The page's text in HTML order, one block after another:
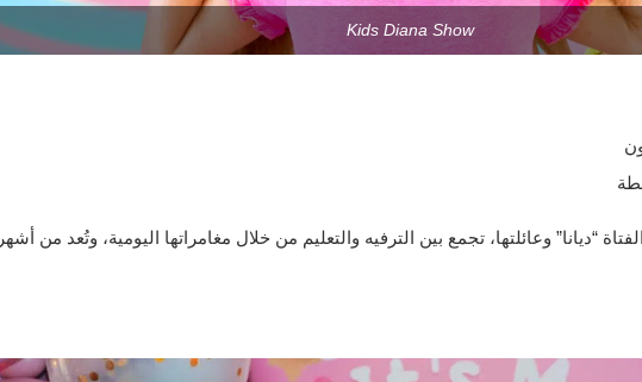
Kids Diana Show
“ديانا” وعائلتها، تجمع بين الترفيه والتعليم من خلال مغامراتها اليومية، وتُعد من أشهر